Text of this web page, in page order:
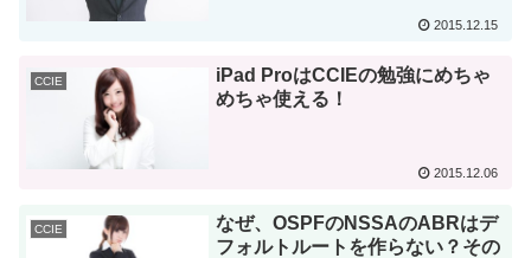
2015.12.15
CCIE
iPad ProはCCIEの勉強にめちゃ
めちゃ使える！
2015.12.06
CCIE
なぜ、OSPFのNSSAのABRはデ
フォルトルートを作らない？その